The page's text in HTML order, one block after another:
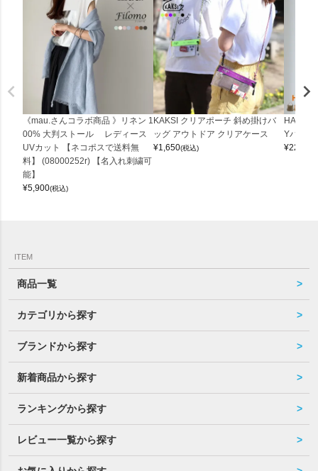
《mau.さんコラボ商品 》リネン 1
00% 大判ストール レディース
UVカット 【ネコポスで送料無
料】 (08000252r) 【名入れ刺繍可
能】
¥5,900(税込)
KAKSI クリアポーチ 斜め掛けバ
ッグ アウトドア クリアケース
¥1,650(税込)
Yバッグ
¥22,000
ITEM
商品一覧
カテゴリから探す
ブランドから探す
新着商品から探す
ランキングから探す
レビュー一覧から探す